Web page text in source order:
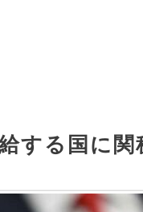
する国に関